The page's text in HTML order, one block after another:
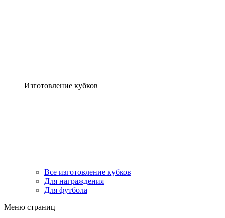
Изготовление кубков
Все изготовление кубков
Для награждения
Для футбола
Меню страниц